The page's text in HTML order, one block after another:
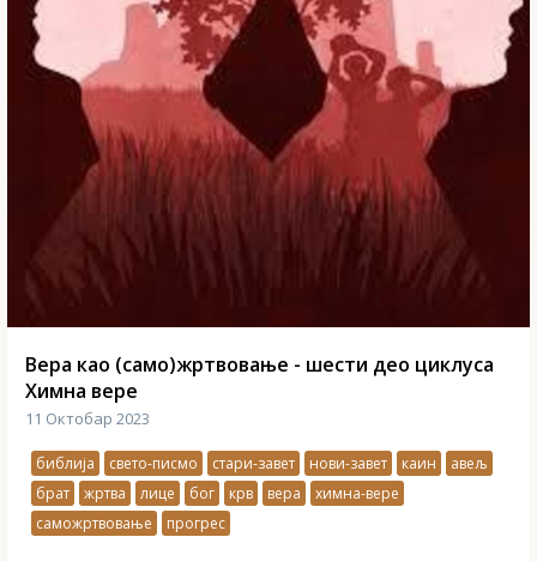
Вера као (само)жртвовање - шести део циклуса
Химна вере
11 Октобар 2023
библија свето-писмо стари-завет нови-завет каин
авељ
брат
жртва лице бог крв вера
химна-вере
саможртвовање
прогрес